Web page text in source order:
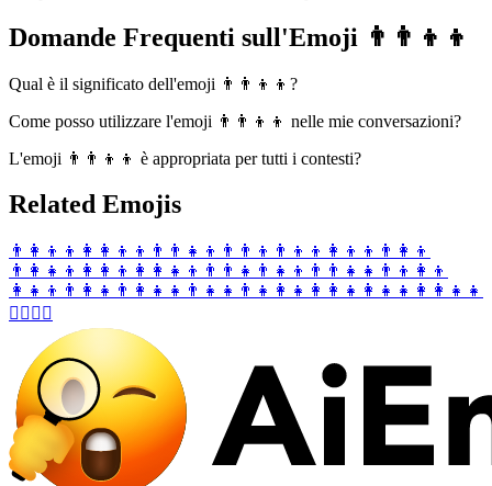
Domande Frequenti sull'Emoji 👨‍👨‍👦‍👦
Qual è il significato dell'emoji 👨‍👨‍👦‍👦?
Come posso utilizzare l'emoji 👨‍👨‍👦‍👦 nelle mie conversazioni?
L'emoji 👨‍👨‍👦‍👦 è appropriata per tutti i contesti?
Related Emojis
👨‍👩‍👦‍👦 👩‍👩‍👦‍👦 👨‍👨‍👧‍👦 👨‍👨‍👦 👨‍👦‍👦 👩‍👦‍👦 👨‍👩‍👦
👨‍👩‍👧‍👦 👩‍👩‍👦 👩‍👩‍👧‍👦 👨‍👨‍👧 👨‍👧‍👦 👨‍👨‍👧‍👧 👨‍👦 👩‍👦
👩‍👧‍👦 👨‍👩‍👧 👨‍👩‍👧‍👧 👨‍👧‍👧 👨‍👧 👩‍👧 👩‍👩‍👧 👩‍👧‍👧 👩‍👩‍👧‍👧
👨‍❤️‍💋‍👨